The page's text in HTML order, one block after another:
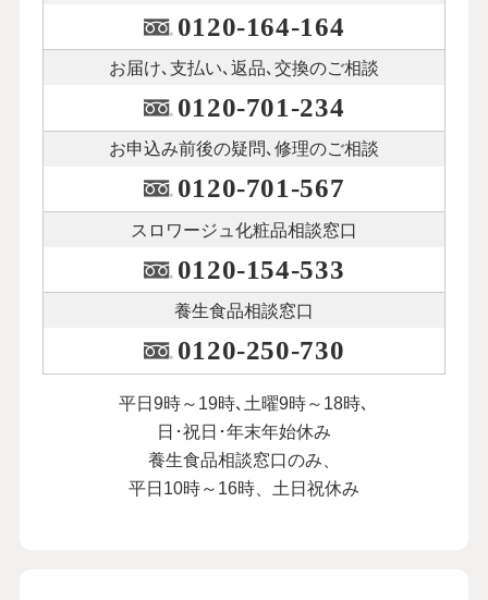
0120-164-164
お届け､支払い､ 返品､交換のご相談
0120-701-234
お申込み前後の疑問､修理のご相談
0120-701-567
スロワージュ化粧品相談窓口
0120-154-533
養生食品相談窓口
0120-250-730
平日9時～19時､土曜9時～18時､
日･祝日･年末年始休み
養生食品相談窓口のみ、
平日10時～16時、土日祝休み